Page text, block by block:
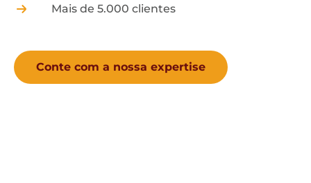
Mais de 5.000 clientes
Conte com a nossa expertise